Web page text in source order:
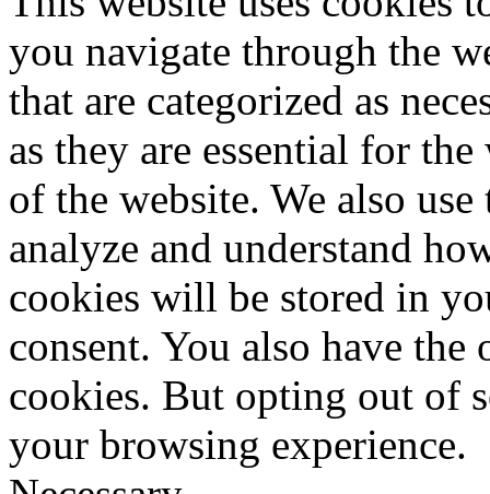
you navigate through the
that are categorized as
as they are essential for
of the website. We also
analyze and understand
cookies will be stored in
consent. You also have
cookies. But opting out of
your browsing experience.